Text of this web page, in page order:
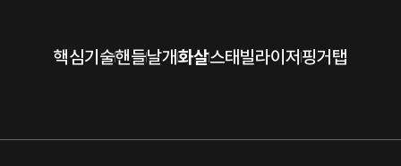
핵심기술핸들날개화살스태빌라이저 핑거탭